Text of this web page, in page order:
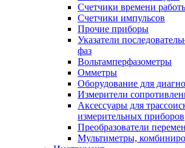
Счетчики времени
Счетчики импульсов
Прочие приборы
Указатели
фаз
Вольтамперфазометры
Омметры
Оборудование для
Измерители
Аксессуары для
измерительных приборов
Преобразователи
Мультиметры,